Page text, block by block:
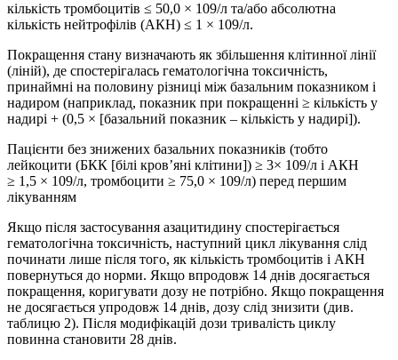
кількість тромбоцитів ≤ 50,0 × 109/л та/або абсолютна
кількість нейтрофілів (АКН) ≤ 1 × 109/л.
Покращення стану визначають як збільшення клітинної лінії
(ліній), де спостерігалась гематологічна токсичність,
принаймні на половину різниці між базальним показником і
надиром (наприклад, показник при покращенні ≥ кількість у
надирі + (0,5 × [базальний показник – кількість у надирі]).
Пацієнти без знижених базальних показників (тобто
лейкоцити (БКК [білі кров’яні клітини]) ≥ 3× 109/л і АКН
≥ 1,5 × 109/л, тромбоцити ≥ 75,0 × 109/л) перед першим
лікуванням
Якщо після застосування азацитидину спостерігається
гематологічна токсичність, наступний цикл лікування слід
починати лише після того, як кількість тромбоцитів і АКН
повернуться до норми. Якщо впродовж 14 днів досягається
покращення, коригувати дозу не потрібно. Якщо покращення
не досягається упродовж 14 днів, дозу слід знизити (див.
таблицю 2). Після модифікацій дози тривалість циклу
повинна становити 28 днів.